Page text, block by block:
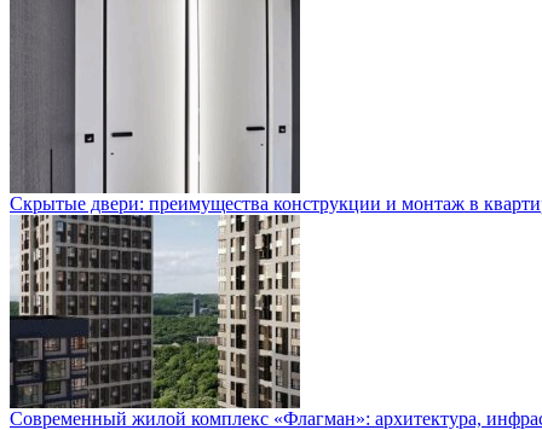
Скрытые двери: преимущества конструкции и монтаж в
Современный жилой комплекс «Флагман»: архитектура,